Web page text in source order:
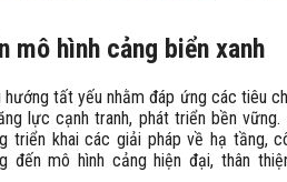
mô hình cảng biển xanh
hướng tất yếu nhằm đáp ứng các tiêu
lực cạnh tranh, phát triển bền vững.
triển khai các giải pháp về hạ tầng,
đến mô hình cảng hiện đại, thân